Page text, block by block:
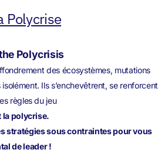
Polycrise
Polycrisis
des écosystèmes, mutations
Ils s’enchevêtrent, se renforcent
règles du jeu
la polycrise.
stratégies sous contraintes pour vous
de leader !